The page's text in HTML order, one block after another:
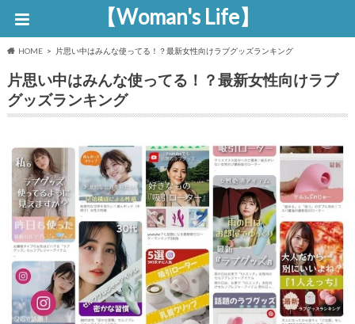
【Woman's Life】
HOME 片思い中はみんな使ってる！？最新女性向けラブグッズランキング
片思い中はみんな使ってる！？最新女性向けラブ
グッズランキング